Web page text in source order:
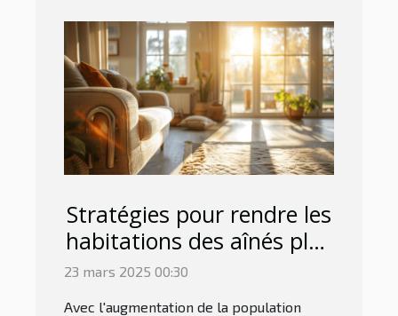
Stratégies pour rendre les
habitations des aînés plus
sûres et accessibles
23 mars 2025 00:30
Avec l'augmentation de la population